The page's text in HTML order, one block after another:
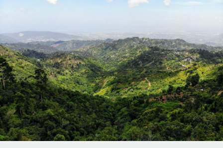
Zzp'ers internationaal onboarden en beheren
Ingewikkelde HR-taken eenvoudig uitbesteden
INFRASTRUCTUUR
Remote Embedded
HR naadloos in workflows integreren
Platform
Ingebouwde essentiële HR-functies voor je team
Start-ups
Flexibele global HR en payroll solutions voor groeiende
bedrijven
Mid-market
Teams uitbreiden met HR solutions op maat
Enterprise
Global HR voor grote bedrijven
internationale zzp'ers
LEREN MET REMOTE
Onderzoek en gidsen
Casestudy's
HR-woordenlijst
Checklists en templates
Français
Deutsch
Español
Italiano
Português (Portugal)